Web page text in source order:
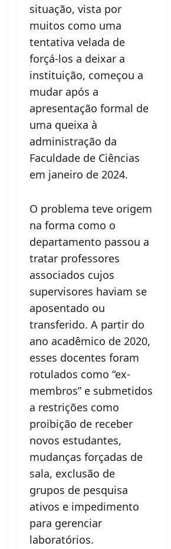
situação, vista por
muitos como uma
tentativa velada de
forçá-los a deixar a
instituição, começou a
mudar após a
apresentação formal de
uma queixa à
administração da
Faculdade de Ciências
em janeiro de 2024.
O problema teve origem
na forma como o
departamento passou a
tratar professores
associados cujos
supervisores haviam se
aposentado ou
transferido. A partir do
ano acadêmico de 2020,
esses docentes foram
rotulados como “ex-
membros” e submetidos
a restrições como
proibição de receber
novos estudantes,
mudanças forçadas de
sala, exclusão de
grupos de pesquisa
ativos e impedimento
para gerenciar
laboratórios.